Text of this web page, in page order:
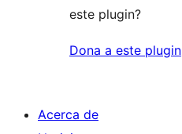
este plugin?
Dona a este plugin
Acerca de